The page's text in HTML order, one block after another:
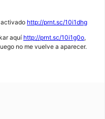
activado http://prnt.sc/10i1dhg
aquí http://prnt.sc/10i1g0o,
no me vuelve a aparecer.